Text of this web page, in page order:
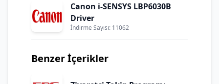
Canon i-SENSYS LBP6030B
Driver
İndirme Sayısı: 11062
Benzer İçerikler